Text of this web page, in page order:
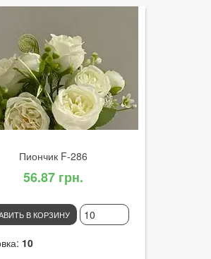
3024
цветка:5
Пиончик F-286
56.87 грн.
В КОРЗИНУ
10